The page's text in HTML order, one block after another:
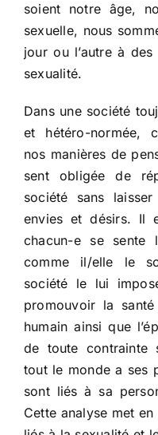
soient notre âge,
sexuelle, nous
jour ou l’autre à
sexualité.
Dans une société
et hétéro-normée,
nos manières de
sent obligée de
société sans
envies et désirs. Il
chacun-e se sente
comme il/elle le
société le lui
promouvoir la
humain ainsi que
de toute contrainte
tout le monde a ses
sont liés à sa
Cette analyse met